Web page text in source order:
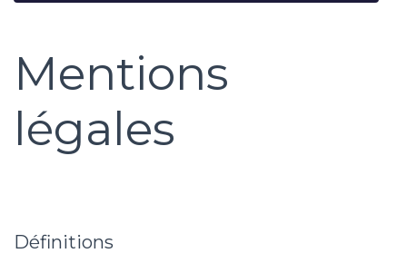
Mentions
légales
Définitions